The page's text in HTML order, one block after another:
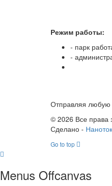
Режим работы:
- парк
-
Отправляя любую
© 2026 Все права
Сделано - Наноток
Go to top
Menus Offcanvas